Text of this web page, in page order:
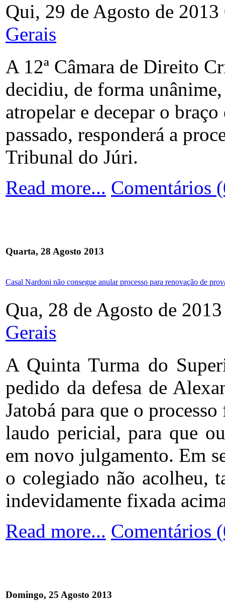
Qui, 29 de Agosto de 2013
Gerais
A 12ª Câmara de Direito
decidiu, de forma
atropelar e decepar o
passado, responderá a
Tribunal do Júri.
Read more... Comentários
Quarta, 28 Agosto 2013
Casal Nardoni não consegue anular processo para renovação de
Qua, 28 de Agosto de
Gerais
A Quinta Turma do
pedido da defesa de
Jatobá para que o
laudo pericial, para que
em novo julgamento. Em
o colegiado não acolheu,
indevidamente fixada
Read more... Comentários
Domingo, 25 Agosto 2013